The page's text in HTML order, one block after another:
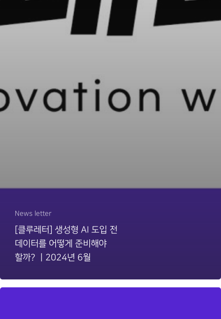
News letter
[클루레터] 생성형 AI 도입 전
데이터를 어떻게 준비해야
할까? ㅣ2024년 6월